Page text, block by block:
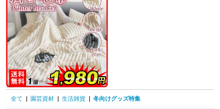
全て 園芸資材 生活雑貨 冬向けグッズ特集